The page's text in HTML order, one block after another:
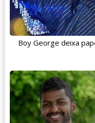
Boy George deixa